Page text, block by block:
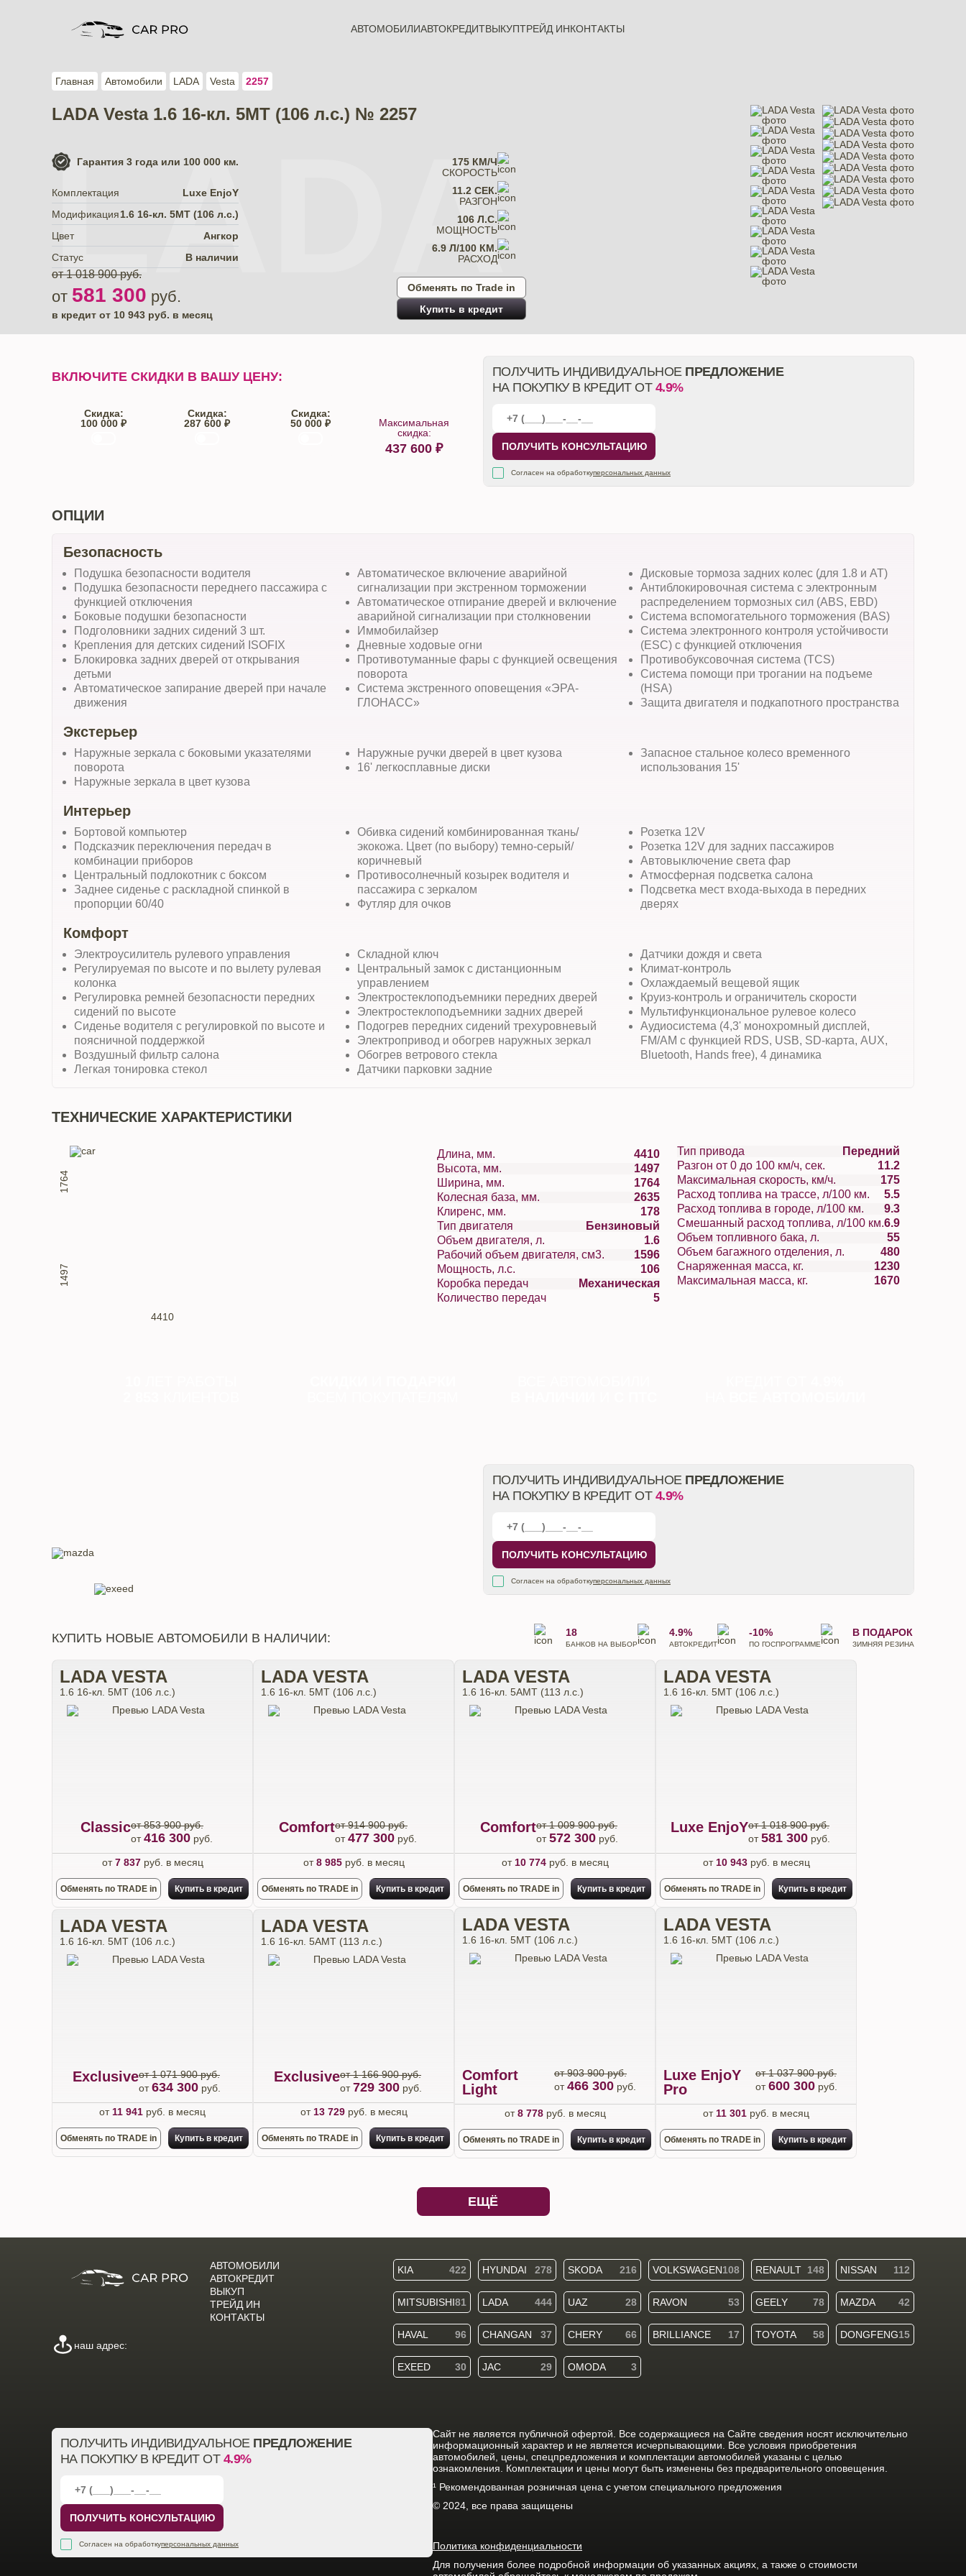
АВТОМОБИЛИАВТОКРЕДИТВЫКУПТРЕЙД ИНКОНТАКТЫ
Главная Автомобили LADA Vesta 2257
LADA
LADA Vesta 1.6 16-кл. 5МТ (106 л.с.) № 2257
Гарантия 3 года или 100 000 км.
Комплектация
Luxe EnjoY
Модификация1.6 16-кл. 5МТ (106 л.с.)
Цвет
Ангкор
Статус
В наличии
от 1 018 900 руб.
от 581 300 руб.
в кредит от 10 943 руб. в месяц
175 КМ/Ч
СКОРОСТЬ
11.2 СЕК.
РАЗГОН
106 Л.С.
МОЩНОСТЬ
6.9 Л/100 КМ.
РАСХОД
Обменять по Trade in
Купить в кредит
ВКЛЮЧИТЕ СКИДКИ В ВАШУ ЦЕНУ:
Скидка:
100 000 ₽
Скидка:
287 600 ₽
Скидка:
50 000 ₽
Максимальная
скидка:
437 600 ₽
ПОЛУЧИТЬ ИНДИВИДУАЛЬНОЕ ПРЕДЛОЖЕНИЕ
НА ПОКУПКУ В КРЕДИТ ОТ 4.9%
ПОЛУЧИТЬ КОНСУЛЬТАЦИЮ
Согласен на обработкуперсональных данных
ОПЦИИ
Безопасность
Подушка безопасности водителя
Подушка безопасности переднего пассажира с
функцией отключения
Боковые подушки безопасности
Подголовники задних сидений 3 шт.
Крепления для детских сидений ISOFIX
Блокировка задних дверей от открывания
детьми
Автоматическое запирание дверей при начале
движения
Автоматическое включение аварийной
сигнализации при экстренном торможении
Автоматическое отпирание дверей и включение
аварийной сигнализации при столкновении
Иммобилайзер
Дневные ходовые огни
Противотуманные фары с функцией освещения
поворота
Система экстренного оповещения «ЭРА-
ГЛОНАСС»
Дисковые тормоза задних колес (для 1.8 и AT)
Антиблокировочная система с электронным
распределением тормозных сил (ABS, EBD)
Система вспомогательного торможения (BAS)
Система электронного контроля устойчивости
(ESC) с функцией отключения
Противобуксовочная система (TCS)
Система помощи при трогании на подъеме
(HSА)
Защита двигателя и подкапотного пространства
Экстерьер
Наружные зеркала с боковыми указателями
поворота
Наружные зеркала в цвет кузова
Наружные ручки дверей в цвет кузова
16' легкосплавные диски
Запасное стальное колесо временного
использования 15'
Интерьер
Бортовой компьютер
Подсказчик переключения передач в
комбинации приборов
Центральный подлокотник с боксом
Заднее сиденье с раскладной спинкой в
пропорции 60/40
Обивка сидений комбинированная ткань/
экокожа. Цвет (по выбору) темно-серый/
коричневый
Противосолнечный козырек водителя и
пассажира с зеркалом
Футляр для очков
Розетка 12V
Розетка 12V для задних пассажиров
Автовыключение света фар
Атмосферная подсветка салона
Подсветка мест входа-выхода в передних
дверях
Комфорт
Электроусилитель рулевого управления
Регулируемая по высоте и по вылету рулевая
колонка
Регулировка ремней безопасности передних
сидений по высоте
Сиденье водителя с регулировкой по высоте и
поясничной поддержкой
Воздушный фильтр салона
Легкая тонировка стекол
Складной ключ
Центральный замок с дистанционным
управлением
Электростеклоподъемники передних дверей
Электростеклоподъемники задних дверей
Подогрев передних сидений трехуровневый
Электропривод и обогрев наружных зеркал
Обогрев ветрового стекла
Датчики парковки задние
Датчики дождя и света
Климат-контроль
Охлаждаемый вещевой ящик
Круиз-контроль и ограничитель скорости
Мультифункциональное рулевое колесо
Аудиосистема (4,3' монохромный дисплей,
FM/AM с функцией RDS, USB, SD-карта, AUX,
Bluetooth, Hands free), 4 динамика
ТЕХНИЧЕСКИЕ ХАРАКТЕРИСТИКИ
4410
1497
1764
Длина, мм.
4410
Высота, мм.
1497
Ширина, мм.
1764
Колесная база, мм.
2635
Клиренс, мм.
178
Тип двигателя
Бензиновый
Объем двигателя, л.
1.6
Рабочий объем двигателя, см3.
1596
Мощность, л.с.
106
Коробка передач
Механическая
Количество передач
5
Тип привода
Передний
Разгон от 0 до 100 км/ч, сек.
11.2
Максимальная скорость, км/ч.
175
Расход топлива на трассе, л/100 км.
5.5
Расход топлива в городе, л/100 км.
9.3
Смешанный расход топлива, л/100 км.6.9
Объем топливного бака, л.
55
Объем багажного отделения, л.
480
Снаряженная масса, кг.
1230
Максимальная масса, кг.
1670
ПОЛУЧИТЬ ИНДИВИДУАЛЬНОЕ ПРЕДЛОЖЕНИЕ
НА ПОКУПКУ В КРЕДИТ ОТ 4.9%
ПОЛУЧИТЬ КОНСУЛЬТАЦИЮ
Согласен на обработкуперсональных данных
КУПИТЬ НОВЫЕ АВТОМОБИЛИ В НАЛИЧИИ: 18
БАНКОВ НА ВЫБОР
4.9%
АВТОКРЕДИТ
-10%
ПО ГОСПРОГРАММЕ
В ПОДАРОК
ЗИМНЯЯ РЕЗИНА
LADA VESTA
1.6 16-кл. 5МТ (106 л.с.)
Classicот 853 900 руб.
от416 300 руб.
от7 837руб. в месяц
Обменять по TRADE in Купить в кредит
LADA VESTA
1.6 16-кл. 5МТ (106 л.с.)
Comfortот 914 900 руб.
от477 300 руб.
от8 985руб. в месяц
Обменять по TRADE in Купить в кредит
LADA VESTA
1.6 16-кл. 5АМТ (113 л.с.)
Comfortот 1 009 900 руб.
от572 300 руб.
от 10 774руб. в месяц
Обменять по TRADE in Купить в кредит
LADA VESTA
1.6 16-кл. 5МТ (106 л.с.)
Luxe EnjoYот 1 018 900 руб.
от581 300 руб.
от 10 943руб. в месяц
Обменять по TRADE in Купить в кредит
LADA VESTA
1.6 16-кл. 5МТ (106 л.с.)
Exclusiveот 1 071 900 руб.
от634 300 руб.
от 11 941 руб. в месяц
Обменять по TRADE in Купить в кредит
LADA VESTA
1.6 16-кл. 5АМТ (113 л.с.)
Exclusiveот 1 166 900 руб.
от729 300 руб.
от 13 729руб. в месяц
Обменять по TRADE in Купить в кредит
LADA VESTA
1.6 16-кл. 5МТ (106 л.с.)
Comfort
Light
от 903 900 руб.
от466 300 руб.
от8 778руб. в месяц
Обменять по TRADE in Купить в кредит
LADA VESTA
1.6 16-кл. 5МТ (106 л.с.)
Luxe EnjoY
Pro
от 1 037 900 руб.
от600 300 руб.
от 11 301 руб. в месяц
Обменять по TRADE in Купить в кредит
ЕЩЁ
АВТОМОБИЛИ
АВТОКРЕДИТ
ВЫКУП
ТРЕЙД ИН
КОНТАКТЫ
наш адрес:
KIA 422 HYUNDAI 278 SKODA 216 VOLKSWAGEN108 RENAULT 148 NISSAN 112
MITSUBISHI81 LADA 444 UAZ 28 RAVON 53 GEELY 78 MAZDA 42
HAVAL 96 CHANGAN 37 CHERY 66 BRILLIANCE 17 TOYOTA 58 DONGFENG15
EXEED 30 JAC 29 OMODA 3
ПОЛУЧИТЬ ИНДИВИДУАЛЬНОЕ ПРЕДЛОЖЕНИЕ
НА ПОКУПКУ В КРЕДИТ ОТ 4.9%
ПОЛУЧИТЬ КОНСУЛЬТАЦИЮ
Согласен на обработкуперсональных данных
Cайт не является публичной офертой. Все содержащиеся на Сайте сведения носят исключительно
информационный характер и не является исчерпывающими. Все условия приобретения
автомобилей, цены, спецпредложения и комплектации автомобилей указаны с целью
ознакомления. Комплектации и цены могут быть изменены без предварительного оповещения.
¹ Рекомендованная розничная цена с учетом специального предложения
© 2024, все права защищены
Политика конфиденциальности
Для получения более подробной информации об указанных акциях, а также о стоимости